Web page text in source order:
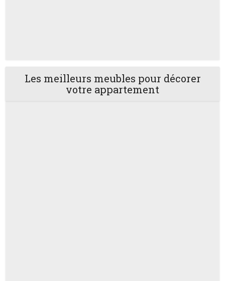
Les meilleurs meubles pour décorer
votre appartement